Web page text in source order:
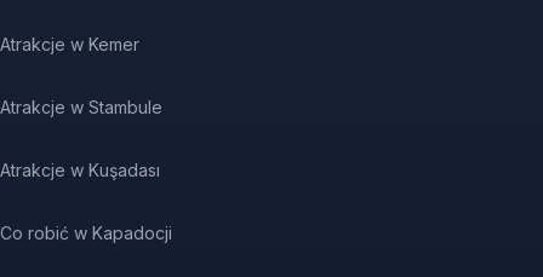
Atrakcje w Kemer
Atrakcje w Stambule
Atrakcje w Kuşadası
Co robić w Kapadocji